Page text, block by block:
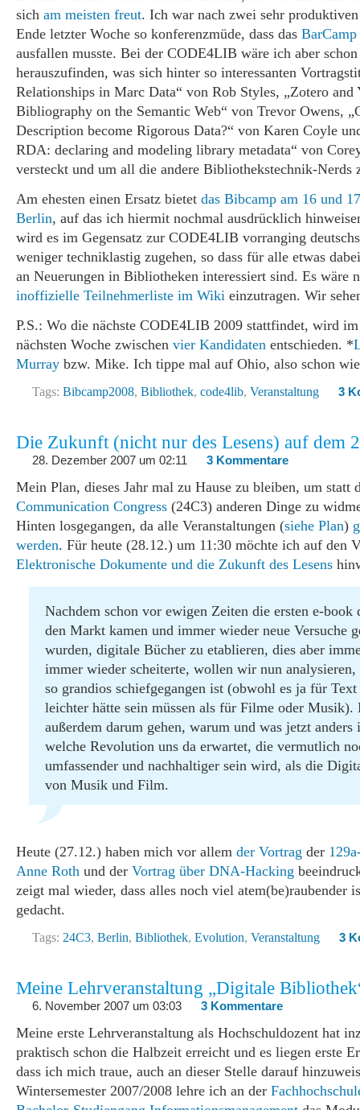
sich am meisten freut. Ich war nach zwei sehr
Ende letzter Woche so konferenzmüde, dass das
ausfallen musste. Bei der CODE4LIB wäre ich aber
herauszufinden, was sich hinter so interessanten
Relationships in Marc Data“ von Rob Styles, „Zotero and
Bibliography on the Semantic Web“ von Trevor Owens,
Description become Rigorous Data?“ von Karen Coyle
RDA: declaring and modeling library metadata“ von
versteckt und um all die andere Bibliothekstechnik-
Am ehesten einen Ersatz bietet das Bibcamp am 16 und
Berlin, auf das ich hiermit nochmal ausdrücklich
wird es im Gegensatz zur CODE4LIB vorranging
weniger techniklastig zugehen, so dass für alle etwas
an Neuerungen in Bibliotheken interessiert sind. Es wäre
inoffizielle Teilnehmerliste im Wiki einzutragen. Wir
P.S.: Wo die nächste CODE4LIB 2009 stattfindet, wird
nächsten Woche zwischen vier Kandidaten entschieden. *
Murray bzw. Mike. Ich tippe mal auf Ohio, also schon
Tags: Bibcamp2008, Bibliothek, code4lib, Veranstaltung 3
Die Zukunft (nicht nur des Lesens) auf dem
28. Dezember 2007 um 02:11 3 Kommentare
Mein Plan, dieses Jahr mal zu Hause zu bleiben, um statt
Communication Congress (24C3) anderen Dinge zu
Hinten losgegangen, da alle Veranstaltungen (siehe Plan)
werden. Für heute (28.12.) um 11:30 möchte ich auf den
Elektronische Dokumente und die Zukunft des Lesens
Nachdem schon vor ewigen Zeiten die ersten e-book
den Markt kamen und immer wieder neue Versuche
wurden, digitale Bücher zu etablieren, dies aber
immer wieder scheiterte, wollen wir nun analysieren,
so grandios schiefgegangen ist (obwohl es ja für
leichter hätte sein müssen als für Filme oder Musik).
außerdem darum gehen, warum und was jetzt anders
welche Revolution uns da erwartet, die vermutlich
umfassender und nachhaltiger sein wird, als die
von Musik und Film.
Heute (27.12.) haben mich vor allem der Vortrag der
Anne Roth und der Vortrag über DNA-Hacking
zeigt mal wieder, dass alles noch viel atem(be)raubender
gedacht.
Tags: 24C3, Berlin, Bibliothek, Evolution, Veranstaltung 3
Meine Lehrveranstaltung „Digitale
6. November 2007 um 03:03 3 Kommentare
Meine erste Lehrveranstaltung als Hochschuldozent hat
praktisch schon die Halbzeit erreicht und es liegen erste
dass ich mich traue, auch an dieser Stelle darauf
Wintersemester 2007/2008 lehre ich an der